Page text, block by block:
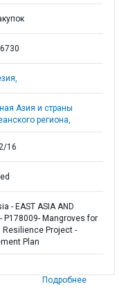
Азия и страны
региона,
16
- EAST ASIA AND
P178009- Mangroves for
Resilience Project -
Plan
Подробнее